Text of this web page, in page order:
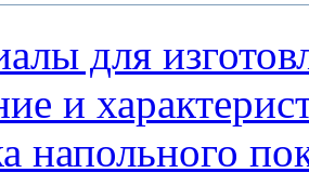
для
и
напольного